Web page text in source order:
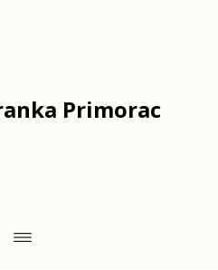
Primorac